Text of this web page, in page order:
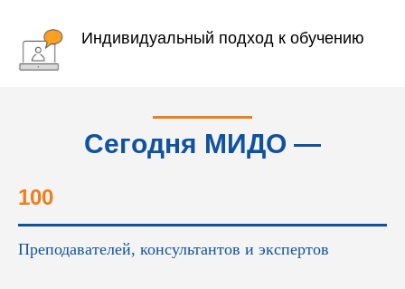
Индивидуальный подход к обучению
Сегодня МИДО —
100
Преподавателей, консультантов и экспертов